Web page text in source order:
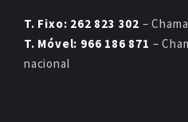
T. Fixo: 262 823 302 –
T. Móvel: 966 186 871 –
nacional